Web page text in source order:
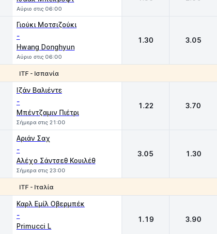
Αύριο στις 06:00
Γιούκι Μοτσιζούκι
-
Hwang Donghyun
Αύριο στις 06:00
1.30 3.05
ITF - Ισπανία
Ιζάν Βαλιέντε
-
Μπέντζαμιν Πιέτρι
Σήμερα στις 21:00
1.22 3.70
Αριάν Σαχ
-
Αλέχο Σάντσεθ Κουιλέθ
Σήμερα στις 23:00
3.05 1.30
ITF - Ιταλία
Καρλ Εμίλ Οβερμπέκ
-
Primucci L
1.19 3.90